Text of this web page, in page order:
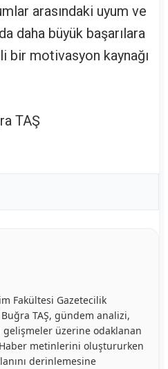
arasındaki uyum ve
daha büyük başarılara
bir motivasyon kaynağı
TAŞ
Fakültesi Gazetecilik
TAŞ, gündem analizi,
gelişmeler üzerine odaklanan
metinlerini oluştururken
derinlemesine